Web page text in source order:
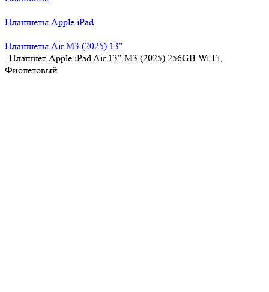
Планшеты Apple iPad
Планшеты Air M3 (2025) 13"
Планшет Apple iPad Air 13" M3 (2025) 256GB Wi-Fi,
Фиолетовый